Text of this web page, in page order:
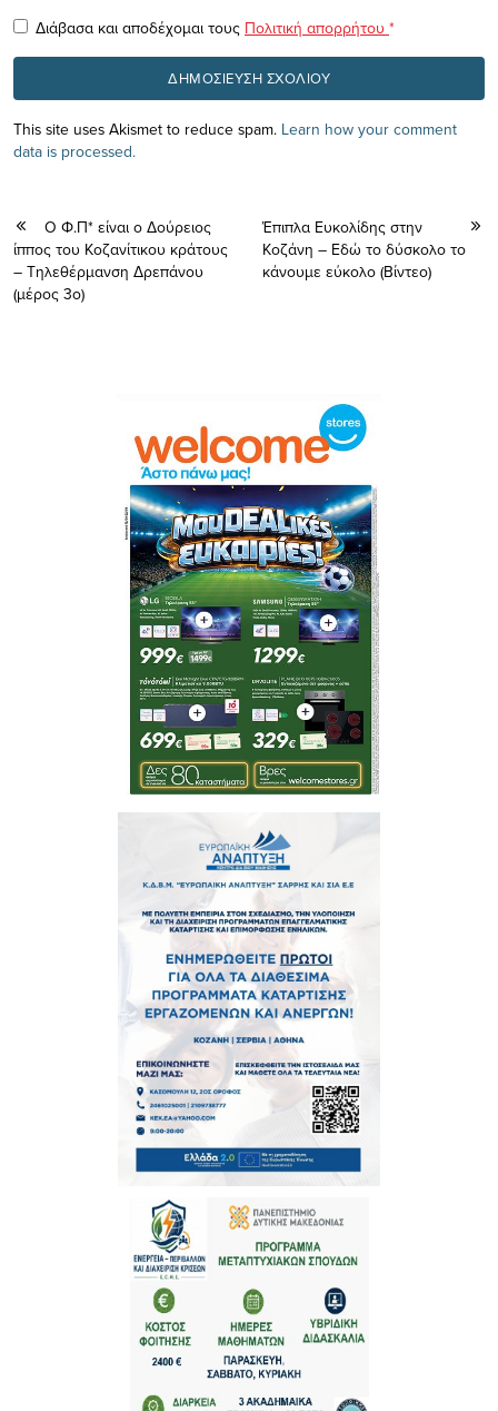
Διάβασα και αποδέχομαι τους Πολιτική απορρήτου *
This site uses Akismet to reduce spam. Learn how your comment
data is processed.
Ο Φ.Π* είναι ο Δούρειος
ίππος του Κοζανίτικου κράτους
– Τηλεθέρμανση Δρεπάνου
(μέρος 3ο)
Έπιπλα Ευκολίδης στην
Κοζάνη – Εδώ το δύσκολο το
κάνουμε εύκολο (Bίντεο)